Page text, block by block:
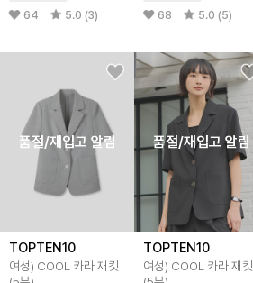
64 5.0 (3) 68 5.0 (5)
품절/재입고 알림
TOPTEN10
여성) COOL 카라 재킷
품절/재입고 알림
TOPTEN10
여성) COOL 카라 재킷